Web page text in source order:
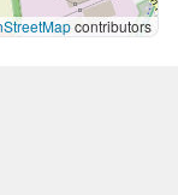
contributors